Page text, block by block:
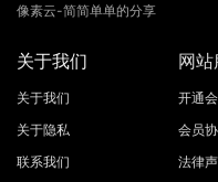
像素云-简简单单的分享
关于我们
关于我们
关于隐私
联系我们
网站
开通
会员
法律